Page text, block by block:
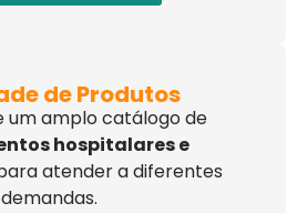
de Produtos
um amplo catálogo de
hospitalares e
atender a diferentes
demandas.